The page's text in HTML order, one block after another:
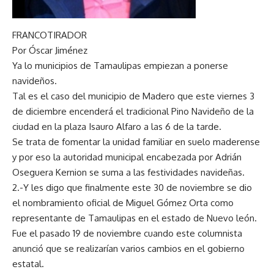
FRANCOTIRADOR
Por Óscar Jiménez
Ya lo municipios de Tamaulipas empiezan a ponerse
navideños.
Tal es el caso del municipio de Madero que este viernes 3
de diciembre encenderá el tradicional Pino Navideño de la
ciudad en la plaza Isauro Alfaro a las 6 de la tarde.
Se trata de fomentar la unidad familiar en suelo maderense
y por eso la autoridad municipal encabezada por Adrián
Oseguera Kernion se suma a las festividades navideñas.
2.-Y les digo que finalmente este 30 de noviembre se dio
el nombramiento oficial de Miguel Gómez Orta como
representante de Tamaulipas en el estado de Nuevo león.
Fue el pasado 19 de noviembre cuando este columnista
anunció que se realizarían varios cambios en el gobierno
estatal.